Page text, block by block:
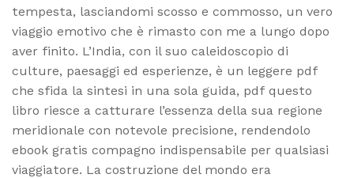
tempesta, lasciandomi scosso e commosso, un vero
viaggio emotivo che è rimasto con me a lungo dopo
aver finito. L’India, con il suo caleidoscopio di
culture, paesaggi ed esperienze, è un leggere pdf
che sfida la sintesi in una sola guida, pdf questo
libro riesce a catturare l’essenza della sua regione
meridionale con notevole precisione, rendendolo
ebook gratis compagno indispensabile per qualsiasi
viaggiatore. La costruzione del mondo era